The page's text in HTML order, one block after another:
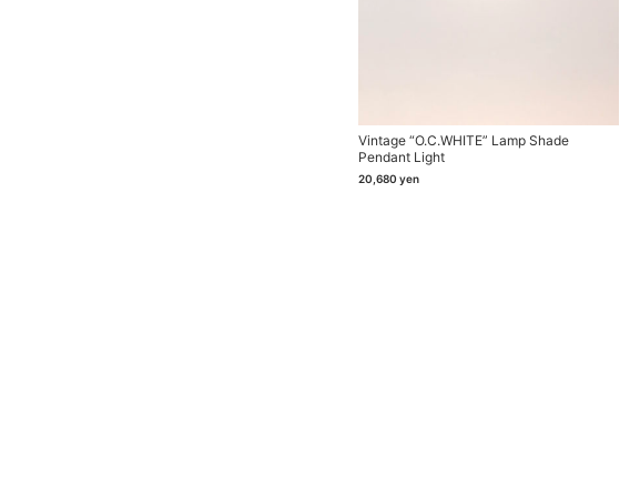
Vintage “O.C.WHITE” Lamp Shade
Pendant Light
20,680 yen